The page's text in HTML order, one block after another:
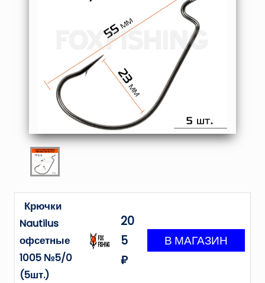
Крючки
Nautilus
офсетные
1005 №5/0
(5шт.)
20
5
₽